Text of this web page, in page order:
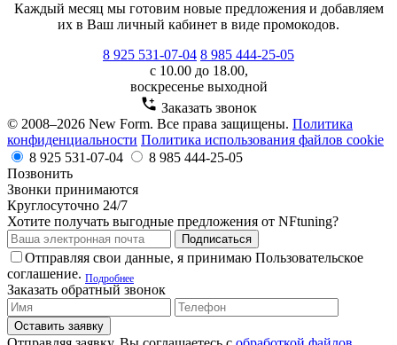
Каждый месяц мы готовим новые предложения и добавляем
их в Ваш личный кабинет в виде промокодов.
8 925 531-07-04 8 985 444-25-05
с 10.00 до 18.00,
воскресенье выходной
Заказать звонок
© 2008–2026 New Form. Все права защищены. Политика
конфиденциальности Политика использования файлов cookie
8 925 531-07-04
8 985 444-25-05
Позвонить
Звонки принимаются
Круглосуточно 24/7
Хотите получать выгодные предложения от NFtuning?
Подписаться
Отправляя свои данные, я принимаю Пользовательское
соглашение. Подробнее
Заказать обратный звонок
Оставить заявку